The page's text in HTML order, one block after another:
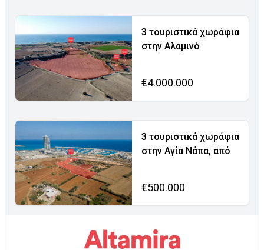
3 τουριστικά χωράφια
στην Αλαμινό
€4.000.000
3 τουριστικά χωράφια
στην Αγία Νάπα, από
€500.000